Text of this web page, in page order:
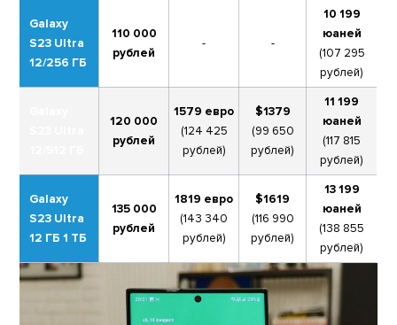
Galaxy
S23 Ultra
12/256 ГБ
110 000
рублей
- -
10 199
юаней
(107 295
рублей)
120 000
рублей
1579 евро
(124 425
рублей)
$1379
(99 650
рублей)
11 199
юаней
(117 815
рублей)
Galaxy
S23 Ultra
12 ГБ 1 ТБ
135 000
рублей
1819 евро
(143 340
рублей)
$1619
(116 990
рублей)
13 199
юаней
(138 855
рублей)